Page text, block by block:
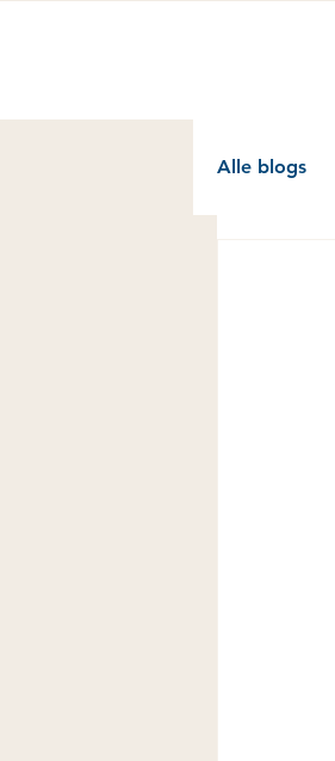
Alle blogs